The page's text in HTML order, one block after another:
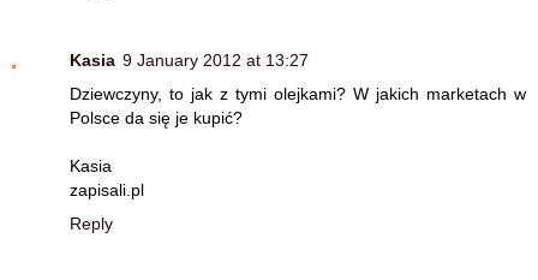
Kasia 9 January 2012 at 13:27
Dziewczyny, to jak z tymi olejkami? W jakich marketach w
Polsce da się je kupić?
Kasia
zapisali.pl
Reply